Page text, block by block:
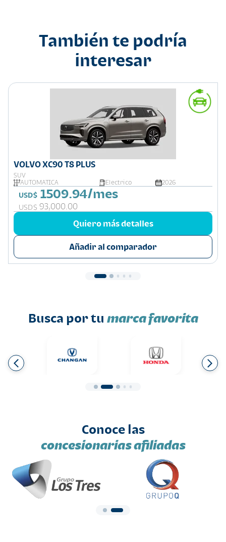
También te podría
interesar
VOLVO XC90 T8 PLUS
SUV
AUTOMATICA
Electrico 2026
USD$ 1509.94/mes
USD$ 93,000.00
Quiero más detalles
Añadir al comparador
Busca por tu marca favorita
Conoce las
concesionarias afiliadas